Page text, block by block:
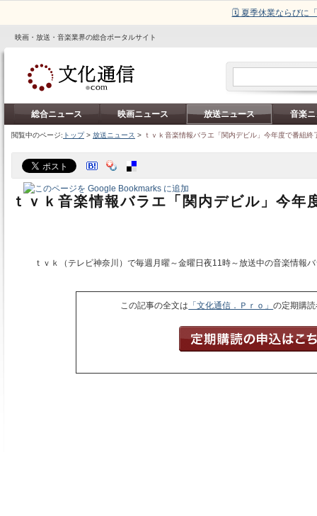
🗓️ 夏季休業ならびに
映画・放送・音楽業界の総合ポータルサイト
総合ニュース 映画ニュース 放送ニュース 音楽
閲覧中のページ: トップ> 放送ニュース > ｔｖｋ音楽情報バラエ「関内デビル」今年度で番組終
ｔｖｋ音楽情報バラエ「関内デビル」今年
ｔｖｋ（テレビ神奈川）で毎週月曜～金曜日夜11時～放送中の音楽情報
この記事の全文は 「文化通信．Ｐｒｏ」の定期購